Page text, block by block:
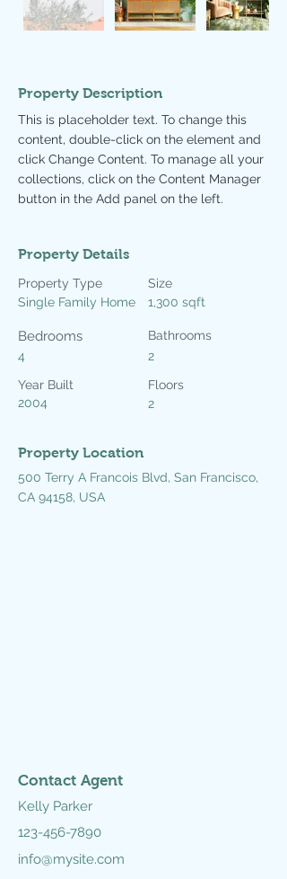
Property Description
This is placeholder text. To change this
content, double-click on the element and
click Change Content. To manage all your
collections, click on the Content Manager
button in the Add panel on the left.
Property Details
Property Type
Single Family Home
Bedrooms
4
Year Built
2004
Size
1,300 sqft
Bathrooms
2
Floors
2
Property Location
500 Terry A Francois Blvd, San Francisco,
CA 94158, USA
Contact Agent
Kelly Parker
123-456-7890
info@mysite.com